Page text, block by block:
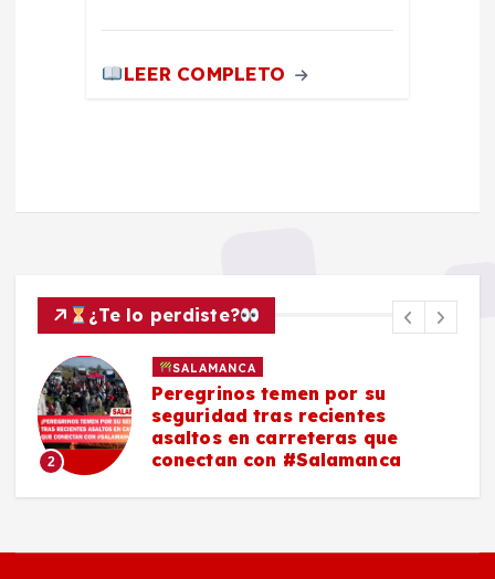
LEER COMPLETO
¿Te lo perdiste?
2
SALAMANCA
Peregrinos temen por su
seguridad tras recientes
asaltos en carreteras que
conectan con #Salamanca